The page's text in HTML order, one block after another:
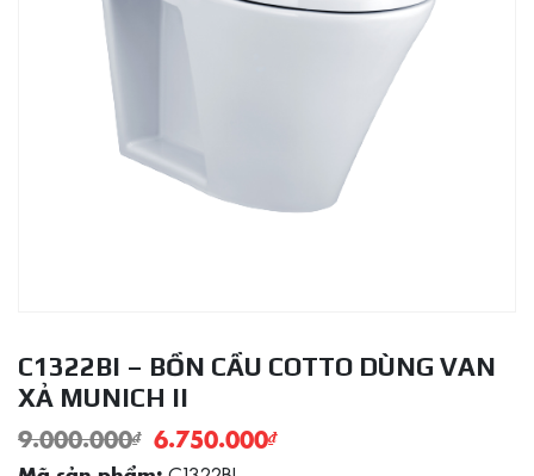
C1322BI – BỒN CẦU COTTO DÙNG VAN
XẢ MUNICH II
9.000.000₫ 6.750.000₫